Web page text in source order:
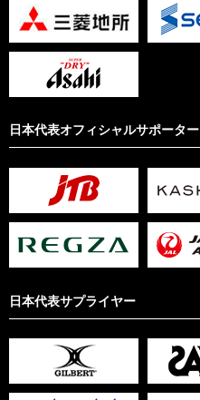
日本代表オフィシャルサポーター
日本代表サプライヤー